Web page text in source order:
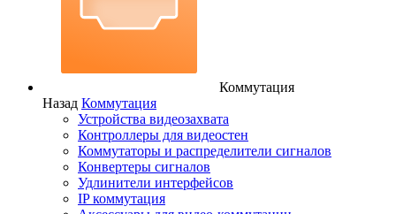
Коммутация
Назад Коммутация
Устройства видеозахвата
Контроллеры для видеостен
Коммутаторы и распределители сигналов
Конвертеры сигналов
Удлинители интерфейсов
IP коммутация